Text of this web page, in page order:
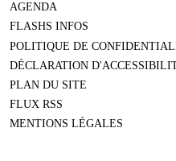
AGENDA
FLASHS INFOS
POLITIQUE DE
DÉCLARATION
PLAN DU SITE
FLUX RSS
MENTIONS LÉGALES